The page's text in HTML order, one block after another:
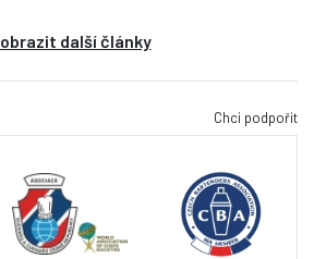
další články
Chci podpořit